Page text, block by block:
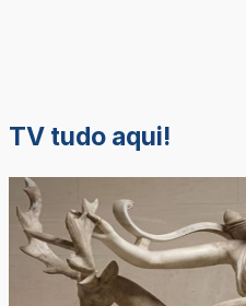
TV tudo aqui!